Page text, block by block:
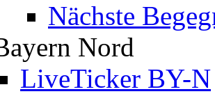
Nächste
Nord
LiveTicker BY-N